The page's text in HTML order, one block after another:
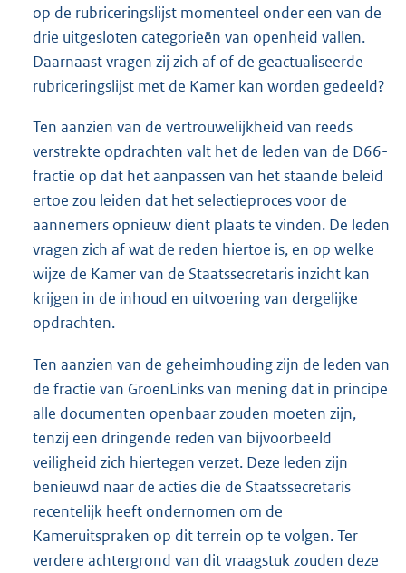
op de rubriceringslijst momenteel onder een van de
drie uitgesloten categorieën van openheid vallen.
Daarnaast vragen zij zich af of de geactualiseerde
rubriceringslijst met de Kamer kan worden gedeeld?
Ten aanzien van de vertrouwelijkheid van reeds
verstrekte opdrachten valt het de leden van de D66-
fractie op dat het aanpassen van het staande beleid
ertoe zou leiden dat het selectieproces voor de
aannemers opnieuw dient plaats te vinden. De leden
vragen zich af wat de reden hiertoe is, en op welke
wijze de Kamer van de Staatssecretaris inzicht kan
krijgen in de inhoud en uitvoering van dergelijke
opdrachten.
Ten aanzien van de geheimhouding zijn de leden van
de fractie van GroenLinks van mening dat in principe
alle documenten openbaar zouden moeten zijn,
tenzij een dringende reden van bijvoorbeeld
veiligheid zich hiertegen verzet. Deze leden zijn
benieuwd naar de acties die de Staatssecretaris
recentelijk heeft ondernomen om de
Kameruitspraken op dit terrein op te volgen. Ter
verdere achtergrond van dit vraagstuk zouden deze